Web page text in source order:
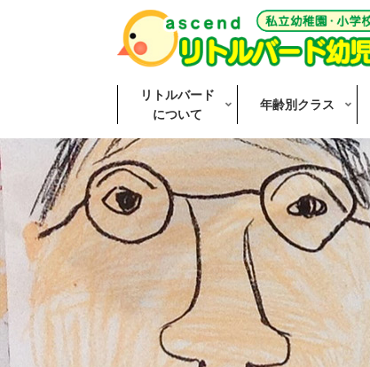
リトルバード
について
年齢別クラス